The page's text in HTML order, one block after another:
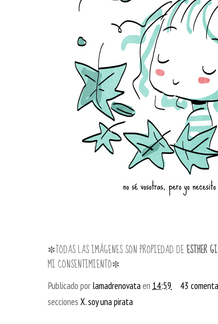
✼TODAS LAS IMÁGENES SON PROPIEDAD DEESTHER
MI CONSENTIMIENTO✼
Publicado por lamadrenovataen 14:59
43
secciones X. soy una pirata